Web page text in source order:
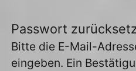
Passwort
Bitte die E-Mail-
eingeben. Ein